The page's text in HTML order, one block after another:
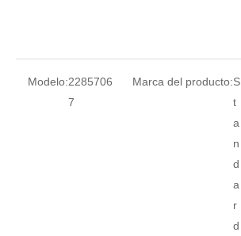
Modelo:2285706
7
Marca del producto:S
t
a
n
d
a
r
d